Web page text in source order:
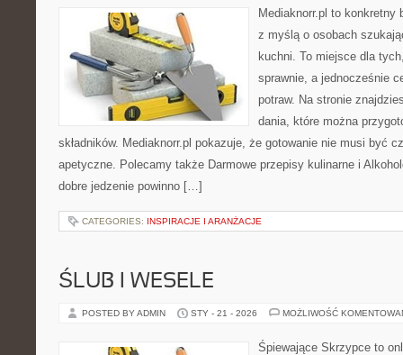
Mediaknorr.pl to konkretny
z myślą o osobach
kuchni. To miejsce dla
sprawnie, a jednocześnie
potraw. Na stronie
dania, które można
składników. Mediaknorr.pl pokazuje, że gotowanie nie musi być
apetyczne. Polecamy także Darmowe przepisy kulinarne i
dobre jedzenie powinno […]
CATEGORIES: INSPIRACJE I ARANŻACJE
ŚLUB I WESELE
POSTED BY ADMIN STY - 21 - 2026 MOŻLIWOŚĆ
Śpiewające Skrzypce to